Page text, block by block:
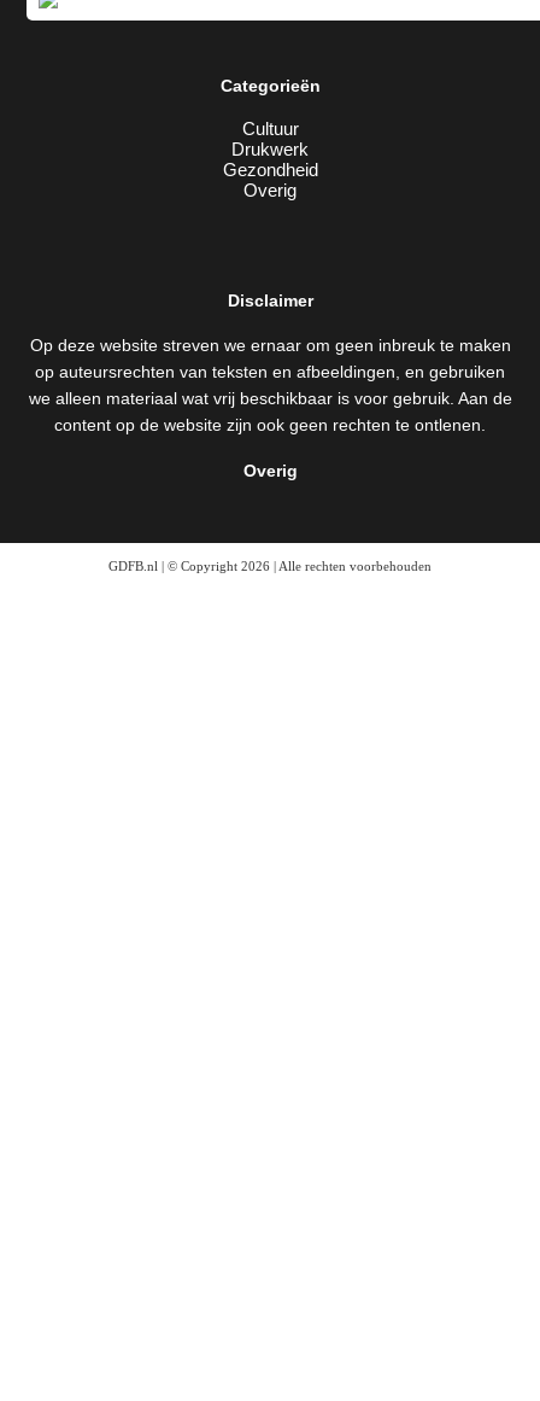
Categorieën
Cultuur
Drukwerk
Gezondheid
Overig
Disclaimer
Op deze website streven we ernaar om geen inbreuk te maken
op auteursrechten van teksten en afbeeldingen, en gebruiken
we alleen materiaal wat vrij beschikbaar is voor gebruik. Aan de
content op de website zijn ook geen rechten te ontlenen.
Overig
GDFB.nl | © Copyright 2026 | Alle rechten voorbehouden